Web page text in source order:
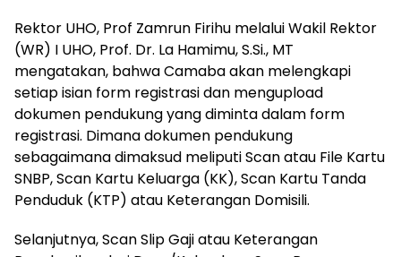
Rektor UHO, Prof Zamrun Firihu melalui Wakil Rektor
(WR) I UHO, Prof. Dr. La Hamimu, S.Si., MT
mengatakan, bahwa Camaba akan melengkapi
setiap isian form registrasi dan mengupload
dokumen pendukung yang diminta dalam form
registrasi. Dimana dokumen pendukung
sebagaimana dimaksud meliputi Scan atau File Kartu
SNBP, Scan Kartu Keluarga (KK), Scan Kartu Tanda
Penduduk (KTP) atau Keterangan Domisili.
Selanjutnya, Scan Slip Gaji atau Keterangan